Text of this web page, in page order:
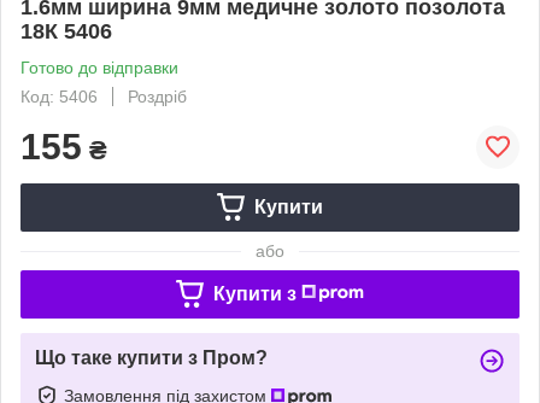
1.6мм ширина 9мм медичне золото позолота
18К 5406
Готово до відправки
Код: 5406
Роздріб
155 ₴
Купити
або
Купити з
Що таке купити з Пром?
Замовлення під захистом